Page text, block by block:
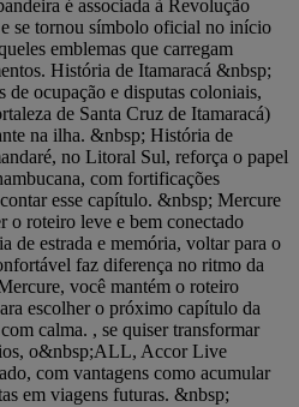
é associada à Revolução
se tornou símbolo oficial no início
emblemas que carregam
História de Itamaracá &nbsp;
de ocupação e disputas coloniais,
de Santa Cruz de Itamaracá)
na ilha. &nbsp; História de
no Litoral Sul, reforça o papel
com fortificações
esse capítulo. &nbsp; Mercure
o roteiro leve e bem conectado
de estrada e memória, voltar para o
faz diferença no ritmo da
você mantém o roteiro
escolher o próximo capítulo da
calma. , se quiser transformar
o&nbsp;ALL, Accor Live
com vantagens como acumular
em viagens futuras. &nbsp;